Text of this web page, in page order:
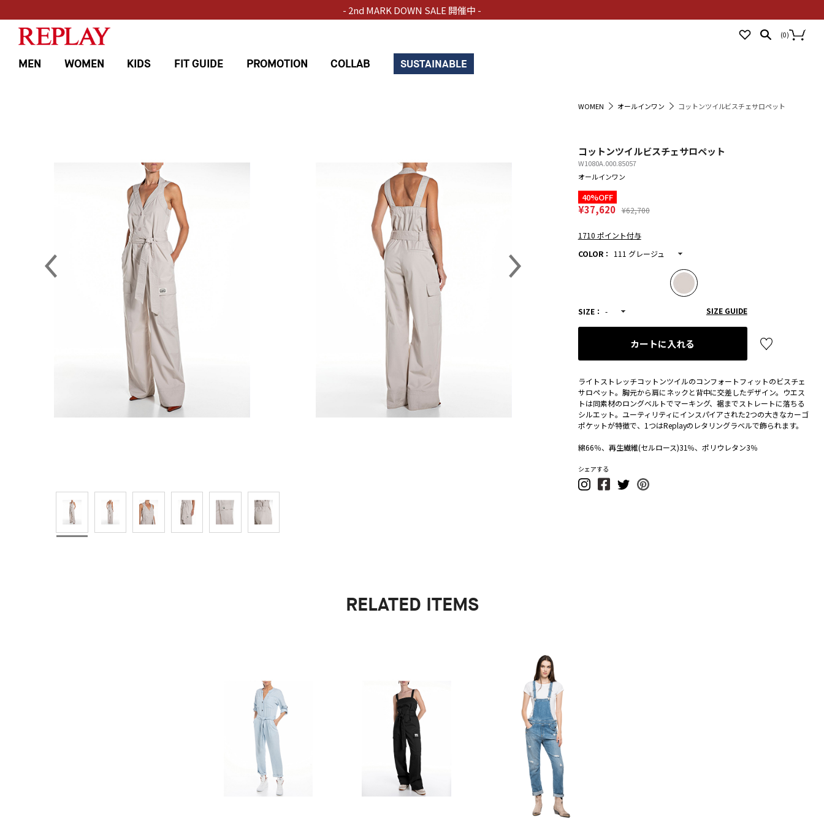
- 2nd MARK DOWN SALE 開催中 -
(0)
MEN WOMEN KIDS FIT GUIDE PROMOTION COLLAB SUSTAINABLE
WOMEN オールインワン コットンツイルビスチェサロペット
コットンツイルビスチェサロペット
W1080A.000.85057
オールインワン
40%OFF
¥37,620 ¥62,700
1710 ポイント付与
COLOR： 111 グレージュ
SIZE： - SIZE GUIDE
カートに入れる
ライトストレッチコットンツイルのコンフォートフィットのビスチェ
サロペット。胸元から肩にネックと背中に交差したデザイン。ウエス
トは同素材のロングベルトでマーキング、裾までストレートに落ちる
シルエット。ユーティリティにインスパイアされた2つの大きなカーゴ
ポケットが特徴で、1つはReplayのレタリングラベルで飾られます。
綿66％、再生繊維(セルロース)31％、ポリウレタン3％
シェアする
RELATED ITEMS